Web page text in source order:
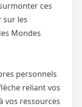
ces
sur les
Mondes
personnels
reliant vos
vos ressources